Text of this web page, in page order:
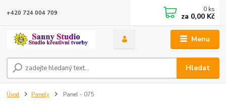
Menu
Hledat
+420 724 004 709 0 ks
za 0,00 Kč
Úvod Panely Panel - 075